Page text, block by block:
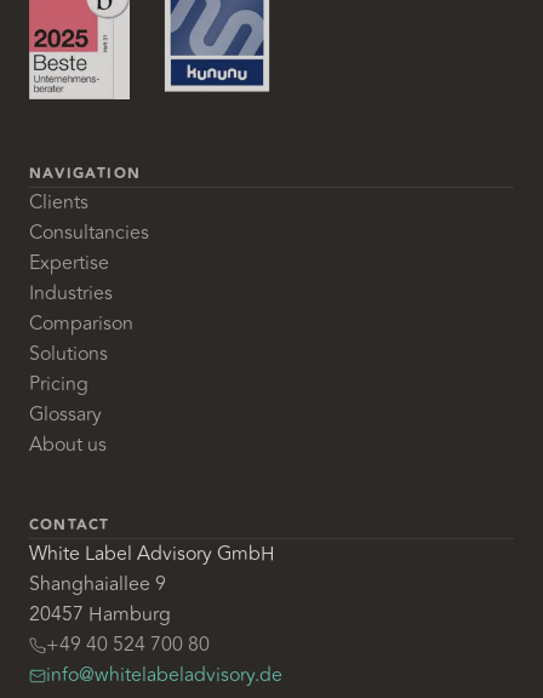
NAVIGATION
Clients
Consultancies
Expertise
Industries
Comparison
Solutions
Pricing
Glossary
About us
CONTACT
White Label Advisory GmbH
Shanghaiallee 9
20457 Hamburg
+49 40 524 700 80
info@whitelabeladvisory.de